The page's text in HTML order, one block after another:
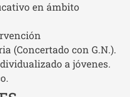
en ámbito
(Concertado con G.N.).
a jóvenes.